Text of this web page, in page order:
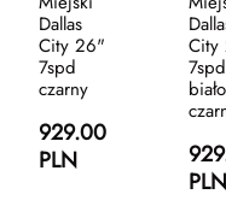
Dallas
City 26"
7spd
czarny
929.00
PLN
City
7spd
PLN